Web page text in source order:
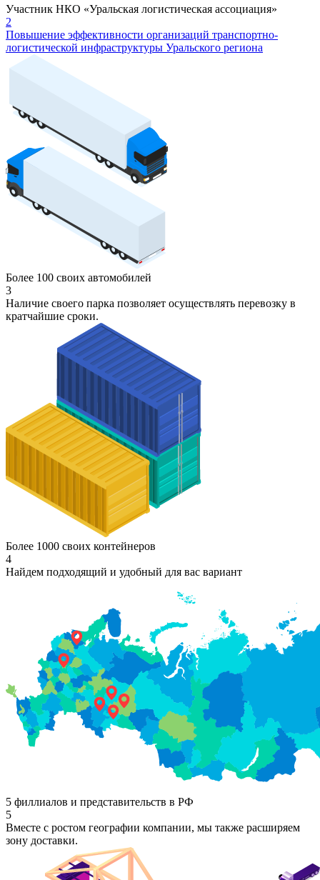
Участник НКО «Уральская логистическая ассоциация»
2
Повышение эффективности организаций транспортно-
логистической инфраструктуры Уральского региона
Более 100 своих автомобилей
3
Наличие своего парка позволяет осуществлять перевозку в
кратчайшие сроки.
Более 1000 своих контейнеров
4
Найдем подходящий и удобный для вас вариант
5 филлиалов и представительств в РФ
5
Вместе с ростом географии компании, мы также расширяем
зону доставки.